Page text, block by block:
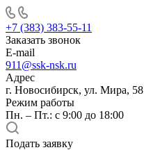
+7 (383) 383-55-11
Заказать звонок
E-mail
911@ssk-nsk.ru
Адрес
г. Новосибирск, ул. Мира, 58
Режим работы
Пн. – Пт.: с 9:00 до 18:00
Подать заявку